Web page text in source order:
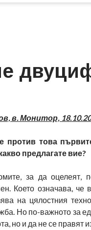
в. Монитор,
против това
предлагате вие?
за да оцелеят,
Което означава, че
на цялостния
Но по-важното за
но и да не се правят